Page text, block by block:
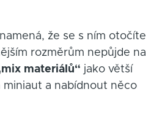
že se s ním otočíte
rozměrům nepůjde na
materiálů“ jako větší
miniaut a nabídnout něco